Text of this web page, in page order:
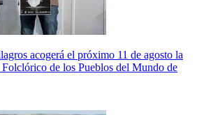
acogerá el próximo 11 de agosto la
de los Pueblos del Mundo de